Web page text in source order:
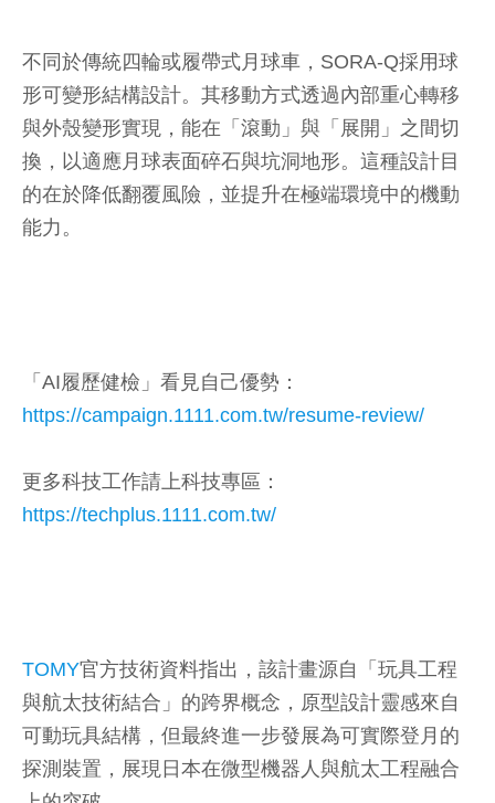
不同於傳統四輪或履帶式月球車，SORA-Q採用球
形可變形結構設計。其移動方式透過內部重心轉移
與外殼變形實現，能在「滾動」與「展開」之間切
換，以適應月球表面碎石與坑洞地形。這種設計目
的在於降低翻覆風險，並提升在極端環境中的機動
能力。
「AI履歷健檢」看見自己優勢：
https://campaign.1111.com.tw/resume-review/
更多科技工作請上科技專區：
https://techplus.1111.com.tw/
TOMY官方技術資料指出，該計畫源自「玩具工程
與航太技術結合」的跨界概念，原型設計靈感來自
可動玩具結構，但最終進一步發展為可實際登月的
探測裝置，展現日本在微型機器人與航太工程融合